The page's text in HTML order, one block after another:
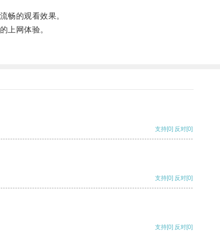
畅的观看效果。
上网体验。
支持[0] 反对[0]
支持[0] 反对[0]
支持[0] 反对[0]